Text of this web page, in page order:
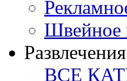
Швейное
ВСЕ